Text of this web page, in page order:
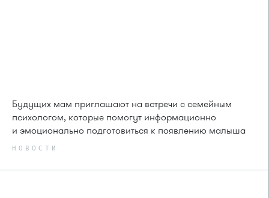
Будущих мам приглашают на встречи с семейным
психологом, которые помогут информационно
и эмоционально подготовиться к появлению малыша
НОВОСТИ